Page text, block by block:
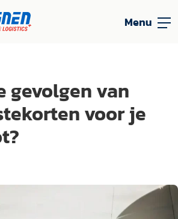
Menu
gevolgen van
voor je